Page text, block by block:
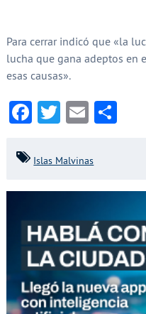
Para cerrar indicó que «la
lucha que gana adeptos en
esas causas».
Facebook
Twitter
Email
Islas Malvinas